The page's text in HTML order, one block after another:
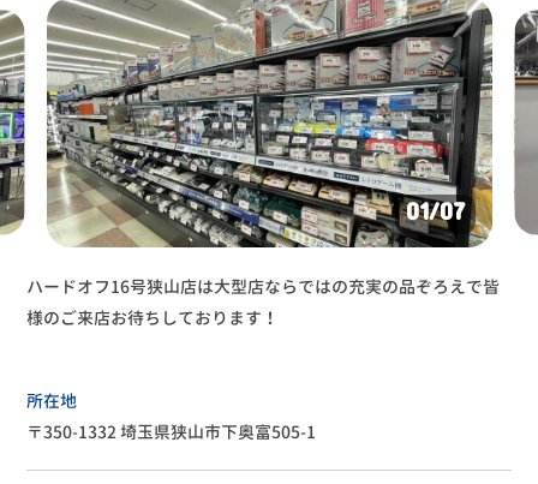
01/07
ハードオフ16号狭山店は大型店ならではの充実の品ぞろえで皆
様のご来店お待ちしております！
所在地
〒350-1332 埼玉県狭山市下奥富505-1